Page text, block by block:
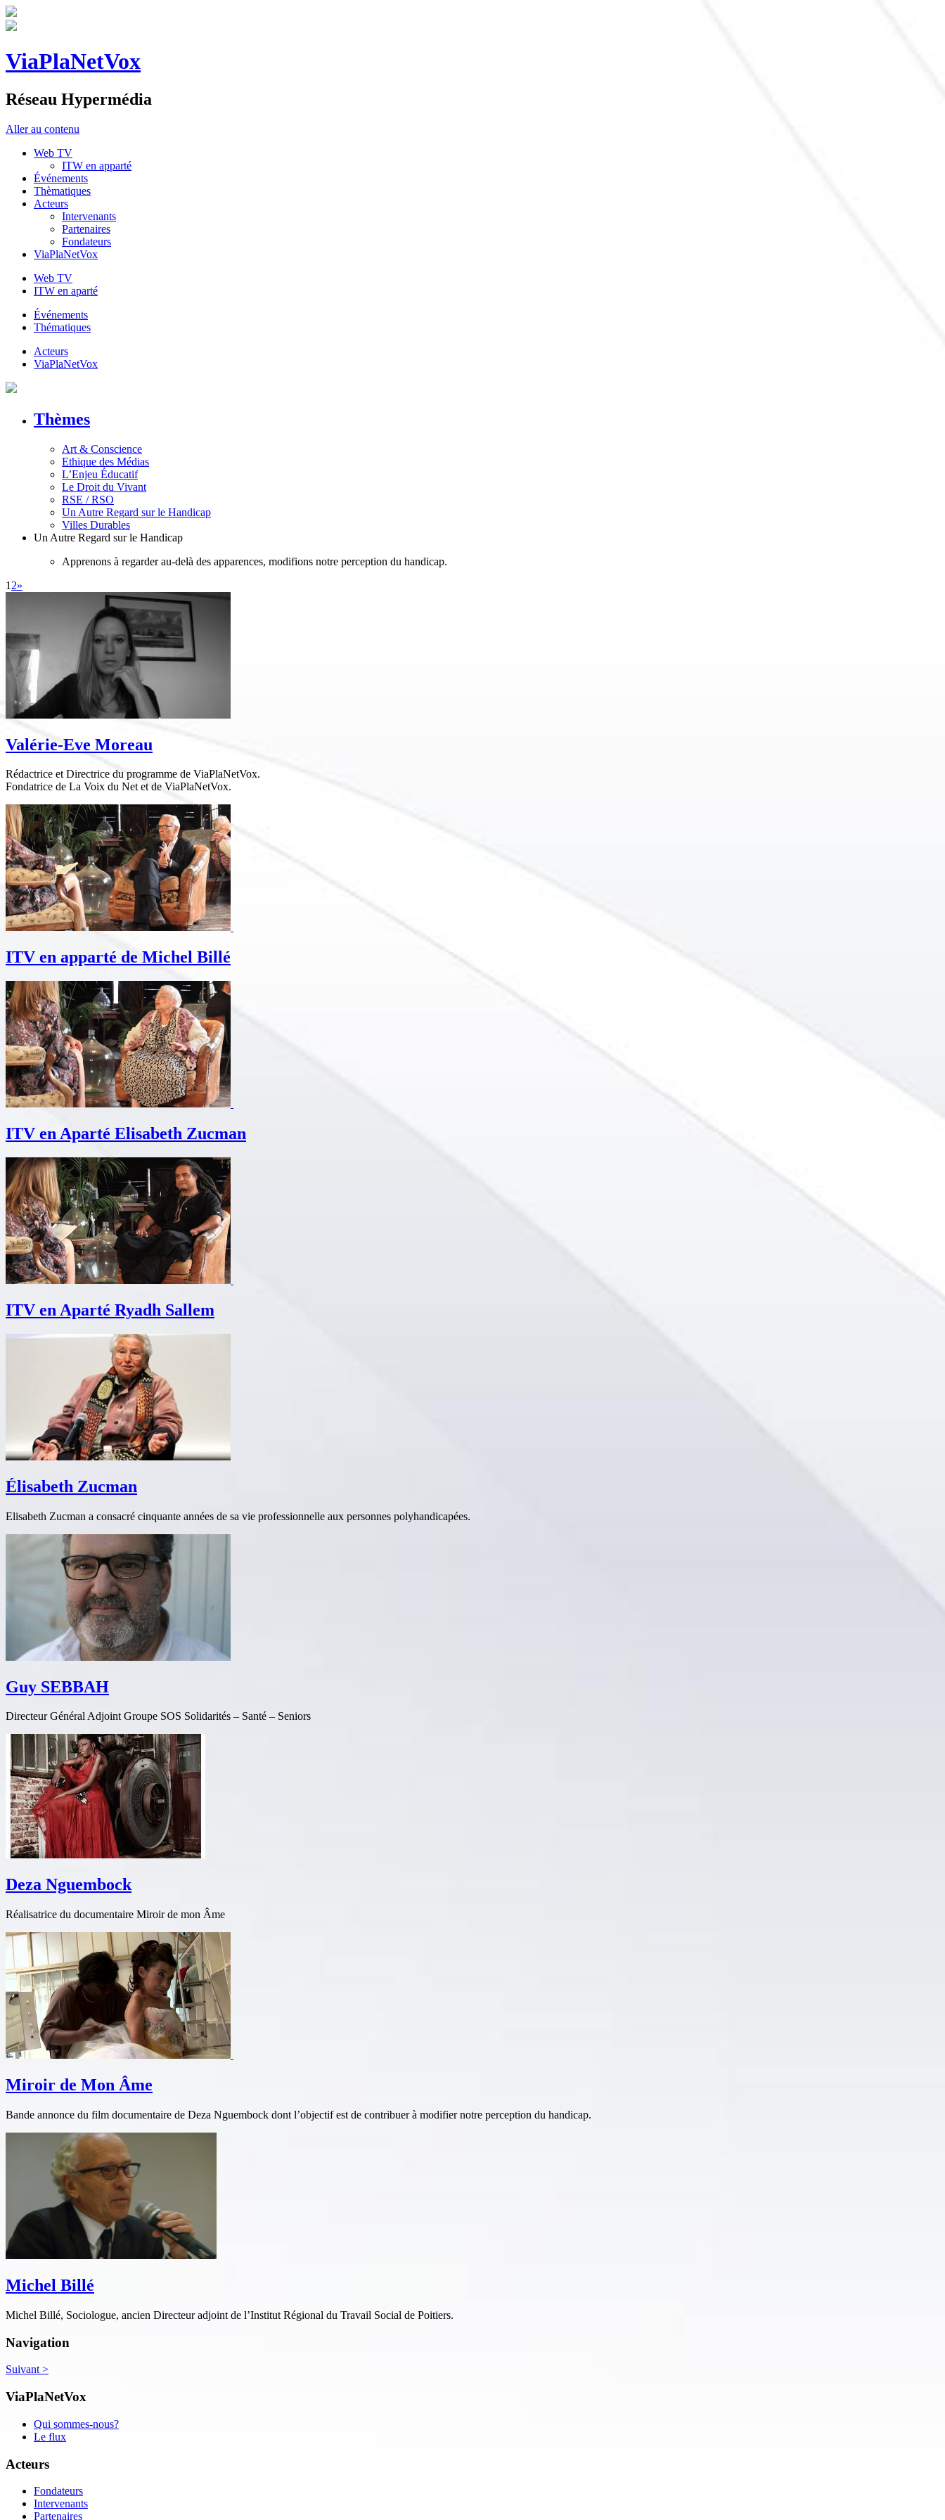
ViaPlaNetVox
Réseau Hypermédia
Aller au contenu
Web TV
ITW en apparté
Événements
Thèmatiques
Acteurs
Intervenants
Partenaires
Fondateurs
ViaPlaNetVox
Web TV
ITW en aparté
Événements
Thématiques
Acteurs
ViaPlaNetVox
Thèmes
Art & Conscience
Ethique des Médias
L’Enjeu Éducatif
Le Droit du Vivant
RSE / RSO
Un Autre Regard sur le Handicap
Villes Durables
Un Autre Regard sur le Handicap
Apprenons à regarder au-delà des apparences, modifions notre perception du handicap.
1 2»
Valérie-Eve Moreau
Rédactrice et Directrice du programme de ViaPlaNetVox.
Fondatrice de La Voix du Net et de ViaPlaNetVox.
ITV en apparté de Michel Billé
ITV en Aparté Elisabeth Zucman
ITV en Aparté Ryadh Sallem
Élisabeth Zucman
Elisabeth Zucman a consacré cinquante années de sa vie professionnelle aux personnes polyhandicapées.
Guy SEBBAH
Directeur Général Adjoint Groupe SOS Solidarités – Santé – Seniors
Deza Nguembock
Réalisatrice du documentaire Miroir de mon Âme
Miroir de Mon Âme
Bande annonce du film documentaire de Deza Nguembock dont l’objectif est de contribuer à modifier notre perception du handicap.
Michel Billé
Michel Billé, Sociologue, ancien Directeur adjoint de l’Institut Régional du Travail Social de Poitiers.
Navigation
Suivant >
ViaPlaNetVox
Qui sommes-nous?
Le flux
Acteurs
Fondateurs
Intervenants
Partenaires